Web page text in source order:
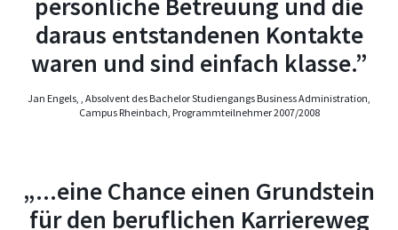
daraus entstandenen Kontakte
waren und sind einfach klasse.”
Jan Engels, , Absolvent des Bachelor Studiengangs Business Administration,
Campus Rheinbach, Programmteilnehmer 2007/2008
„...eine Chance einen Grundstein
für den beruflichen Karriereweg